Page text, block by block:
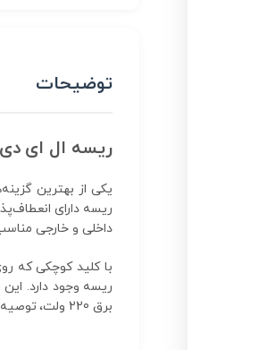
توضیحات
ریسه ال ای دی آبی 100
یکی از بهترین
داخلی و خارجی
با کلید کوچکی که
برق 220 ولت، توصیه می‌شود از این ریسه در محیط‌های مرطوب یا غوطه‌ور در آب استفاده نکنید.